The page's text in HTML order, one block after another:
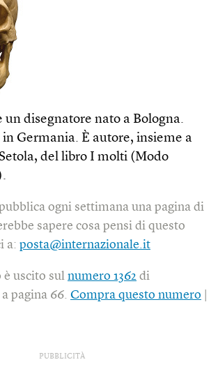
un disegnatore nato a Bologna.
Germania. È autore, insieme a
del libro I molti (Modo
ogni settimana una pagina di
sapere cosa pensi di questo
a: posta@internazionale.it
è uscito sul numero 1362 di
pagina 66. Compra questo numero
PUBBLICITÀ